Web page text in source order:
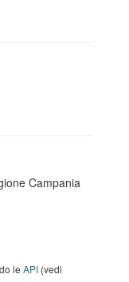
Campania
le API (vedi